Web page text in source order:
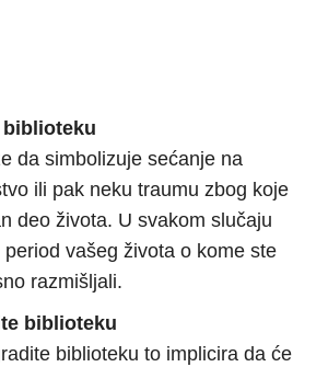
da simbolizuje sećanje na
ili pak neku traumu zbog koje
deo života. U svakom slučaju
vašeg života o kome ste
razmišljali.
biblioteku
biblioteku to implicira da će